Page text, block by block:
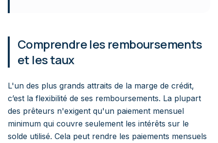
Comprendre les remboursements
et les taux
L'un des plus grands attraits de la marge de crédit,
c’est la flexibilité de ses remboursements. La plupart
des prêteurs n'exigent qu'un paiement mensuel
minimum qui couvre seulement les intérêts sur le
solde utilisé. Cela peut rendre les paiements mensuels